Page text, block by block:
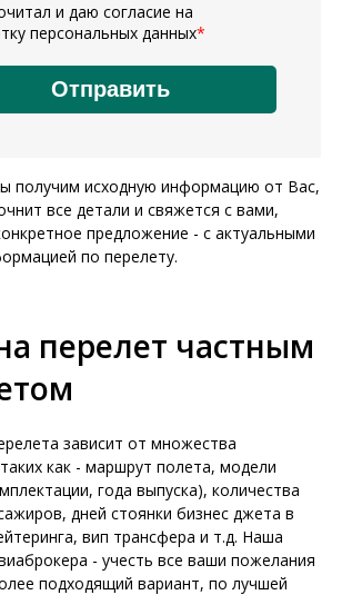
и даю согласие на
персональных данных*
получим исходную информацию от Вас,
все детали и свяжется с вами,
предложение - с актуальными
по перелету.
перелет частным
зависит от множества
как - маршрут полета, модели
года выпуска), количества
дней стоянки бизнес джета в
вип трансфера и т.д. Наша
- учесть все ваши пожелания
подходящий вариант, по лучшей